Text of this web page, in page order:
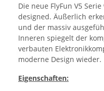
Die neue FlyFun V5
designed. Äußerlich
und der massiv
Inneren spiegelt der
verbauten
moderne Design wieder.
Eigenschaften: